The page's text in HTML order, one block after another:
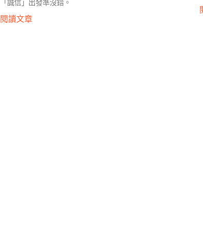
「誠信」出發準沒錯。
閱讀文章